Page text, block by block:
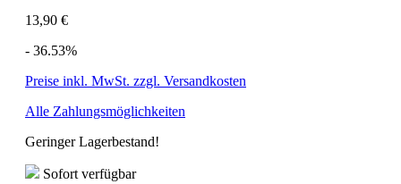
13,90 €
- 36.53%
Preise inkl. MwSt. zzgl. Versandkosten
Alle Zahlungsmöglichkeiten
Geringer Lagerbestand!
Sofort verfügbar